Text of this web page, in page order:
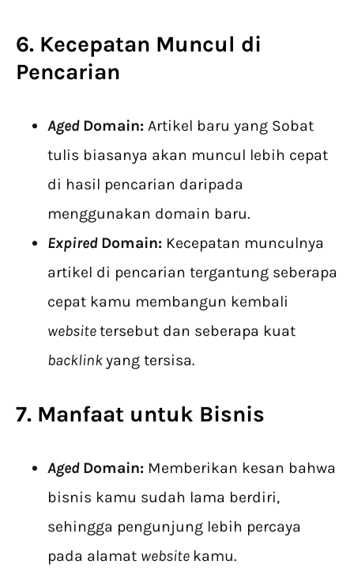
6. Kecepatan Muncul di
Pencarian
Aged Domain: Artikel baru yang Sobat
tulis biasanya akan muncul lebih cepat
di hasil pencarian daripada
menggunakan domain baru.
Expired Domain: Kecepatan munculnya
artikel di pencarian tergantung seberapa
cepat kamu membangun kembali
websitetersebut dan seberapa kuat
backlinkyang tersisa.
7. Manfaat untuk Bisnis
Aged Domain: Memberikan kesan bahwa
bisnis kamu sudah lama berdiri,
sehingga pengunjung lebih percaya
pada alamat website kamu.